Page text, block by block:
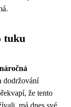
tuku
dodržování
že tento